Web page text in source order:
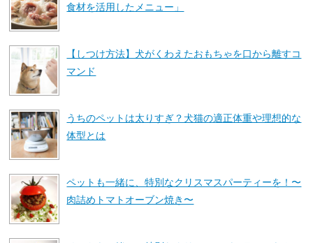
食材を活用したメニュー」
【しつけ方法】犬がくわえたおもちゃを口から離すコ
マンド
うちのペットは太りすぎ？犬猫の適正体重や理想的な
体型とは
ペットも一緒に、特別なクリスマスパーティーを！〜
肉詰めトマトオーブン焼き〜